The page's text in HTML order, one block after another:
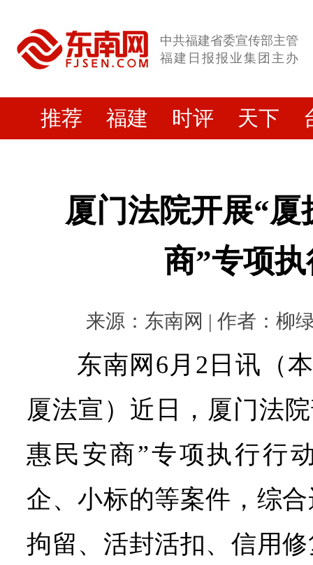
中共福建省委宣传部主管
福建日报报业集团主办
推荐 福建 时评 天下
厦门法院开展“厦
商”专项
来源：东南网 | 作者：柳
东南网6月2日讯（
厦法宣）近日，厦门法
惠民安商”专项执行行
企、小标的等案件，综
拘留、活封活扣、信用